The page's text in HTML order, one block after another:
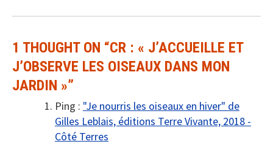
1 THOUGHT ON “CR : « J’ACCUEILLE ET
J’OBSERVE LES OISEAUX DANS MON
JARDIN »”
Ping : "Je nourris les oiseaux en hiver" de
Gilles Leblais, éditions Terre Vivante, 2018 -
Côté Terres